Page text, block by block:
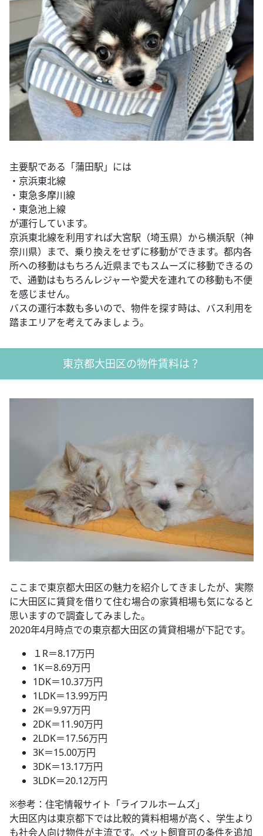
主要駅である「蒲田駅」には
・京浜東北線
・東急多摩川線
・東急池上線
が運行しています。
京浜東北線を利用すれば大宮駅（埼玉県）から横浜駅（神
奈川県）まで、乗り換えをせずに移動ができます。都内各
所への移動はもちろん近県までもスムーズに移動できるの
で、通勤はもちろんレジャーや愛犬を連れての移動も不便
を感じません。
バスの運行本数も多いので、物件を探す時は、バス利用を
踏まエリアを考えてみましょう。
東京都大田区の物件賃料は？
ここまで東京都大田区の魅力を紹介してきましたが、実際
に大田区に賃貸を借りて住む場合の家賃相場も気になると
思いますので調査してみました。
2020年4月時点での東京都大田区の賃貸相場が下記です。
１R＝8.17万円
1K＝8.69万円
1DK＝10.37万円
1LDK＝13.99万円
2K＝9.97万円
2DK＝11.90万円
2LDK＝17.56万円
3K＝15.00万円
3DK＝13.17万円
3LDK＝20.12万円
※参考：住宅情報サイト「ライフルホームズ」
大田区内は東京都下では比較的賃料相場が高く、学生より
も社会人向け物件が主流です。ペット飼育可の条件を追加